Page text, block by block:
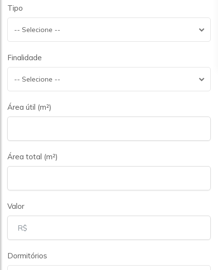
Tipo
-- Selecione --
Finalidade
-- Selecione --
Área útil (m²)
Área total (m²)
Valor
Dormitórios